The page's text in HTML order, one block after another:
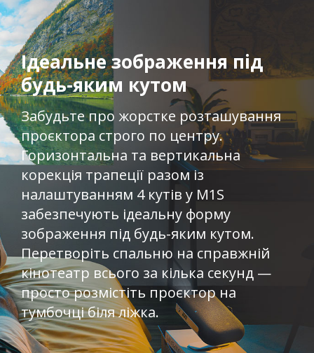
Ідеальне зображення під
будь-яким кутом​​
Забудьте про жорстке розташування
проєктора строго по центру.
Горизонтальна та вертикальна
корекція трапеції разом із
налаштуванням 4 кутів у M1S
забезпечують ідеальну форму
зображення під будь-яким кутом.
Перетворіть спальню на справжній
кінотеатр всього за кілька секунд —
просто розмістіть проєктор на
тумбочці біля ліжка.